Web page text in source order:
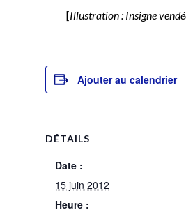
[Illustration : Insigne
Ajouter au calendrier
DÉTAILS
Date :
15 juin 2012
Heure :